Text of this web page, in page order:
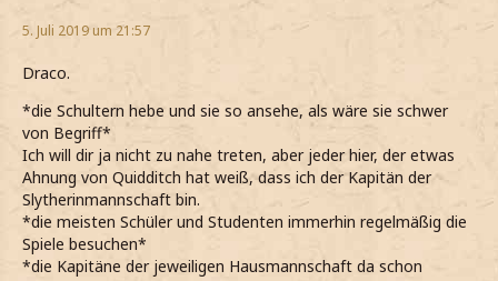
5. Juli 2019 um 21:57
Draco.
*die Schultern hebe und sie so ansehe, als wäre sie schwer
von Begriff*
Ich will dir ja nicht zu nahe treten, aber jeder hier, der etwas
Ahnung von Quidditch hat weiß, dass ich der Kapitän der
Slytherinmannschaft bin.
*die meisten Schüler und Studenten immerhin regelmäßig die
Spiele besuchen*
*die Kapitäne der jeweiligen Hausmannschaft da schon